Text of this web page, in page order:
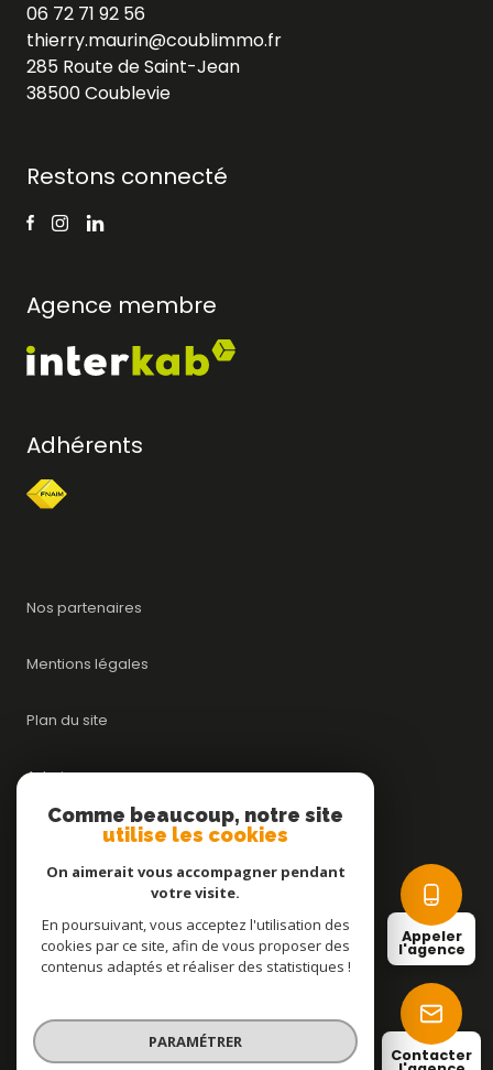
Appeler
l'agence
Contacter
06 72 71 92 56
thierry.maurin@coublimmo.fr
285 Route de Saint-Jean
38500 Coublevie
Restons connecté
Agence membre
Adhérents
Nos partenaires
Mentions légales
Plan du site
Admin
Nos honoraires
Cookies
© 2026 | Tous droits réservés
Comme beaucoup, notre site
utilise les cookies
On aimerait vous accompagner pendant
votre visite.
En poursuivant, vous acceptez l'utilisation des
cookies par ce site, afin de vous proposer des
contenus adaptés et réaliser des statistiques !
PARAMÉTRER